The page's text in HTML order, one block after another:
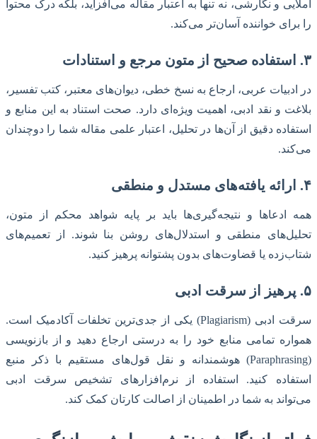
املایی و نگارشی، نه تنها به اعتبار مقاله می‌افزاید، بلکه درک محتوا
را برای خواننده آسان‌تر می‌کند.
۳. استفاده صحیح از متون مرجع و استنادات
در ادبیات عربی، ارجاع به نسخ خطی، دیوان‌های معتبر، کتب تفسیر،
بلاغت و نقد ادبی، اهمیت ویژه‌ای دارد. صحت استناد به این منابع و
استفاده دقیق از آن‌ها در تحلیل، اعتبار علمی مقاله شما را دوچندان
می‌کند.
۴. ارائه یافته‌های مستدل و منطقی
همه ادعاها و نتیجه‌گیری‌ها باید بر پایه شواهد محکم از متون،
تحلیل‌های منطقی و استدلال‌های روشن بنا شوند. از تعمیم‌های
شتاب‌زده یا قضاوت‌های بدون پشتوانه پرهیز کنید.
۵. پرهیز از سرقت ادبی
سرقت ادبی (Plagiarism) یکی از جدی‌ترین تخلفات آکادمیک است.
همواره تمامی منابع خود را به درستی ارجاع دهید و از بازنویسی
(Paraphrasing) هوشمندانه و نقل قول‌های مستقیم با ذکر منبع
استفاده کنید. استفاده از نرم‌افزارهای تشخیص سرقت ادبی
می‌تواند به شما در اطمینان از اصالت کارتان کمک کند.